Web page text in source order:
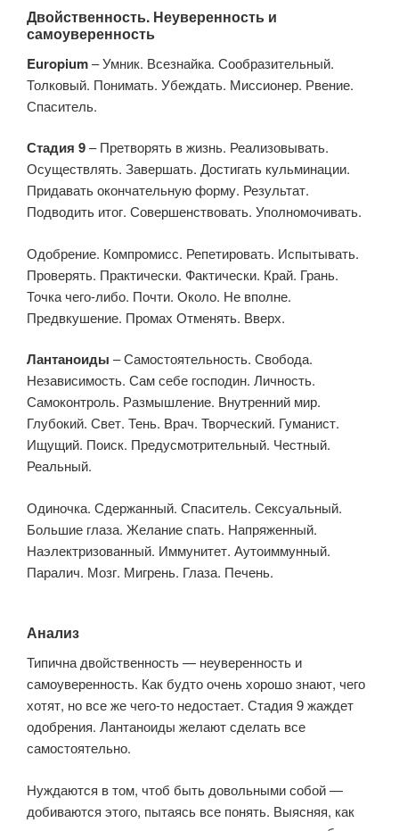
Двойственность. Неуверенность и
самоуверенность
Europium– Умник. Всезнайка. Сообразительный.
Толковый. Понимать. Убеждать. Миссионер. Рвение.
Спаситель.
Стадия 9– Претворять в жизнь. Реализовывать.
Осуществлять. Завершать. Достигать кульминации.
Придавать окончательную форму. Результат.
Подводить итог. Совершенствовать. Уполномочивать.
Одобрение. Компромисс. Репетировать. Испытывать.
Проверять. Практически. Фактически. Край. Грань.
Точка чего-либо. Почти. Около. Не вполне.
Предвкушение. Промах Отменять. Вверх.
Лантаноиды – Самостоятельность. Свобода.
Независимость. Сам себе господин. Личность.
Самоконтроль. Размышление. Внутренний мир.
Глубокий. Свет. Тень. Врач. Творческий. Гуманист.
Ищущий. Поиск. Предусмотрительный. Честный.
Реальный.
Одиночка. Сдержанный. Спаситель. Сексуальный.
Большие глаза. Желание спать. Напряженный.
Наэлектризованный. Иммунитет. Аутоиммунный.
Паралич. Мозг. Мигрень. Глаза. Печень.
Анализ
Типична двойственность — неуверенность и
самоуверенность. Как будто очень хорошо знают, чего
хотят, но все же чего-то недостает. Стадия 9 жаждет
одобрения. Лантаноиды желают сделать все
самостоятельно.
Нуждаются в том, чтоб быть довольными собой —
добиваются этого, пытаясь все понять. Выясняя, как